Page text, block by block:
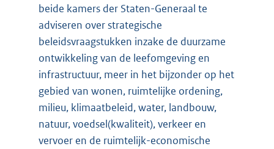
beide kamers der Staten-Generaal te
adviseren over strategische
beleidsvraagstukken inzake de duurzame
ontwikkeling van de leefomgeving en
infrastructuur, meer in het bijzonder op het
gebied van wonen, ruimtelijke ordening,
milieu, klimaatbeleid, water, landbouw,
natuur, voedsel(kwaliteit), verkeer en
vervoer en de ruimtelijk-economische